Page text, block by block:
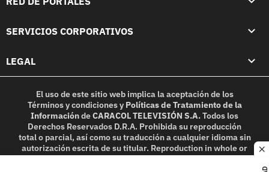
SERVICIOS CORPORATIVOS
LEGAL
El uso de este sitio web implica la aceptación de los
Términos y condicionesy Políticas de Tratamiento de la
InformacióndeCARACOL TELEVISIÓN S.A.Todos los
Derechos Reservados D.R.A. Prohibida su reproducción
total o parcial, así como su traducción a cualquier idioma sin
autorización escrita de su titular. Reproduction in whole or
in part, or translation without written permission is